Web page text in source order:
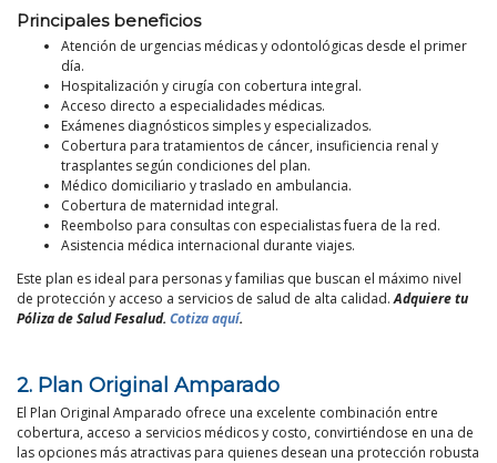
Principales beneficios
Atención de urgencias médicas y odontológicas desde el primer
día.
Hospitalización y cirugía con cobertura integral.
Acceso directo a especialidades médicas.
Exámenes diagnósticos simples y especializados.
Cobertura para tratamientos de cáncer, insuficiencia renal y
trasplantes según condiciones del plan.
Médico domiciliario y traslado en ambulancia.
Cobertura de maternidad integral.
Reembolso para consultas con especialistas fuera de la red.
Asistencia médica internacional durante viajes.
Este plan es ideal para personas y familias que buscan el máximo nivel
de protección y acceso a servicios de salud de alta calidad.Adquiere tu
Póliza de Salud Fesalud. Cotiza aquí.
2. Plan Original Amparado
El Plan Original Amparado ofrece una excelente combinación entre
cobertura, acceso a servicios médicos y costo, convirtiéndose en una de
las opciones más atractivas para quienes desean una protección robusta